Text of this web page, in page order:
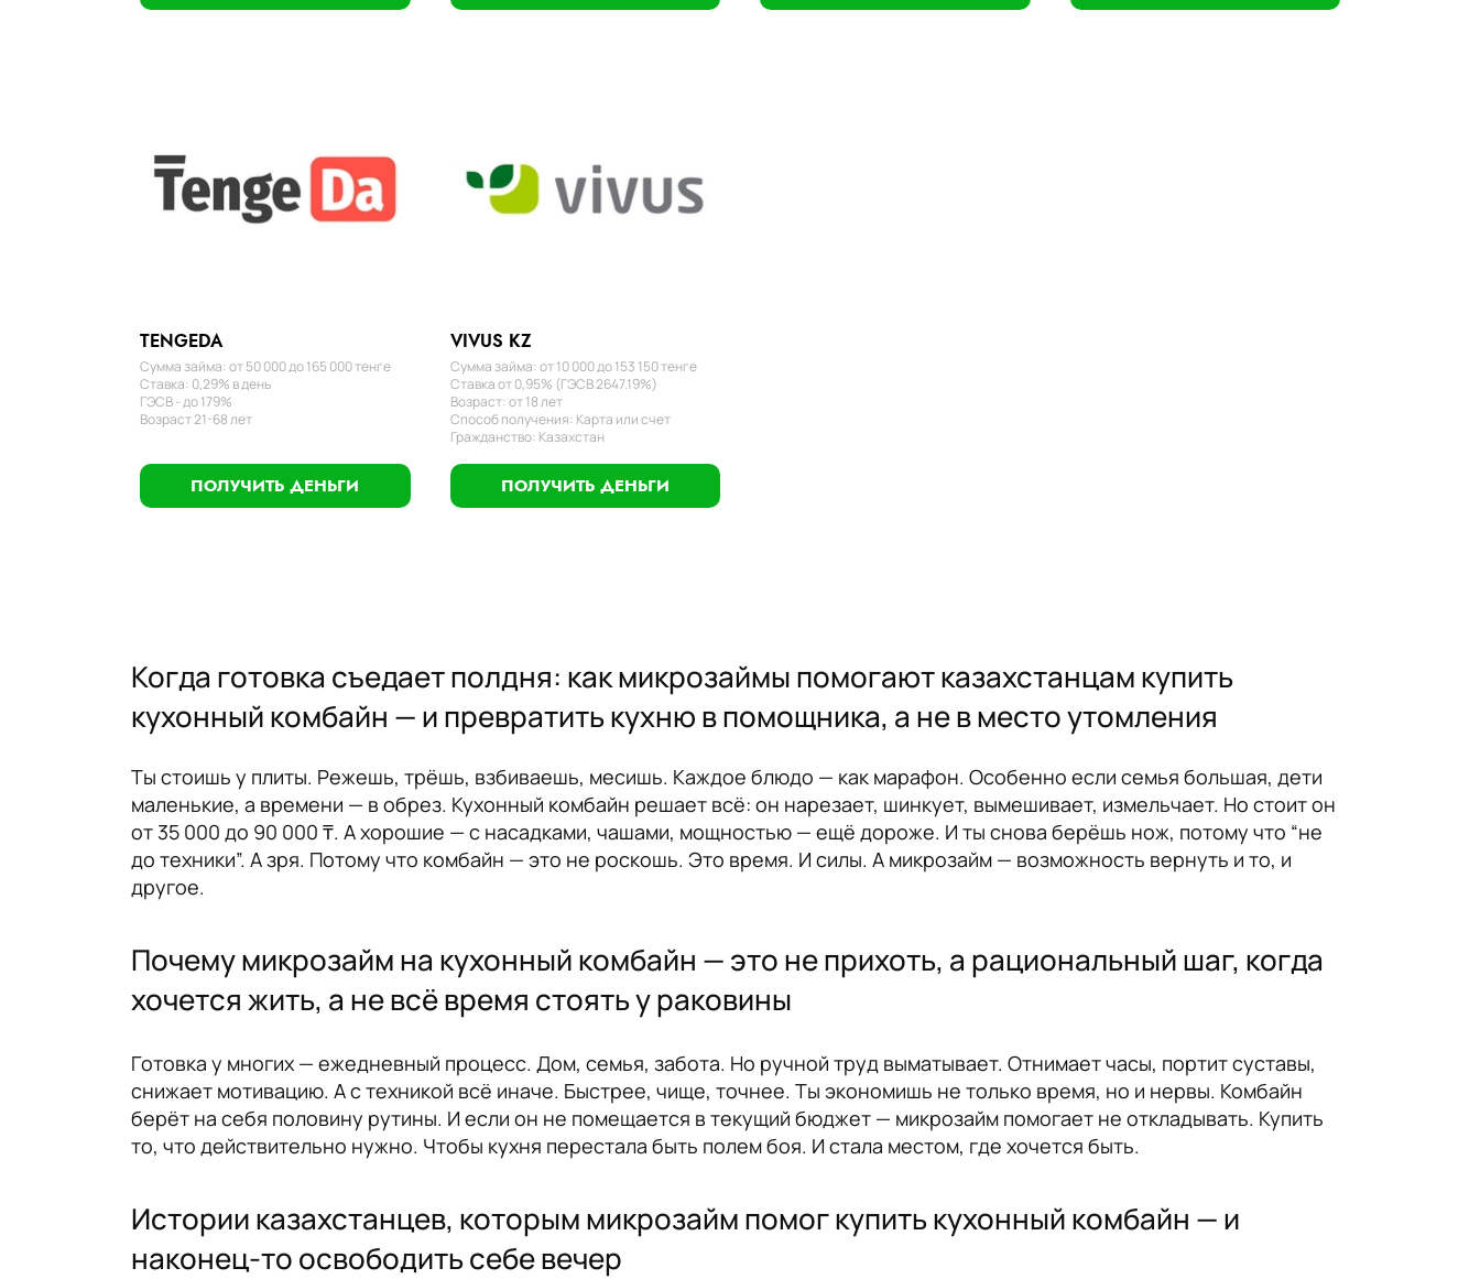
TENGEDA
Сумма займа: от 50 000 до 165 000 тенге
Ставка: 0,29% в день
ГЭСВ - до 179%
Возраст 21-68 лет
ПОЛУЧИТЬ ДЕНЬГИ
VIVUS KZ
Сумма займа: от 10 000 до 153 150 тенге
Ставка от 0,95% (ГЭСВ 2647.19%)
Возраст: от 18 лет
Способ получения: Карта или счет
Гражданство: Казахстан
ПОЛУЧИТЬ ДЕНЬГИ
Когда готовка съедает полдня: как микрозаймы помогают казахстанцам купить
кухонный комбайн — и превратить кухню в помощника, а не в место утомления
Ты стоишь у плиты. Режешь, трёшь, взбиваешь, месишь. Каждое блюдо — как марафон. Особенно если семья большая, дети
маленькие, а времени — в обрез. Кухонный комбайн решает всё: он нарезает, шинкует, вымешивает, измельчает. Но стоит он
от 35 000 до 90 000 ₸. А хорошие — с насадками, чашами, мощностью — ещё дороже. И ты снова берёшь нож, потому что “не
до техники”. А зря. Потому что комбайн — это не роскошь. Это время. И силы. А микрозайм — возможность вернуть и то, и
другое.
Почему микрозайм на кухонный комбайн — это не прихоть, а рациональный шаг, когда
хочется жить, а не всё время стоять у раковины
Готовка у многих — ежедневный процесс. Дом, семья, забота. Но ручной труд выматывает. Отнимает часы, портит суставы,
снижает мотивацию. А с техникой всё иначе. Быстрее, чище, точнее. Ты экономишь не только время, но и нервы. Комбайн
берёт на себя половину рутины. И если он не помещается в текущий бюджет — микрозайм помогает не откладывать. Купить
то, что действительно нужно. Чтобы кухня перестала быть полем боя. И стала местом, где хочется быть.
Истории казахстанцев, которым микрозайм помог купить кухонный комбайн — и
наконец-то освободить себе вечер